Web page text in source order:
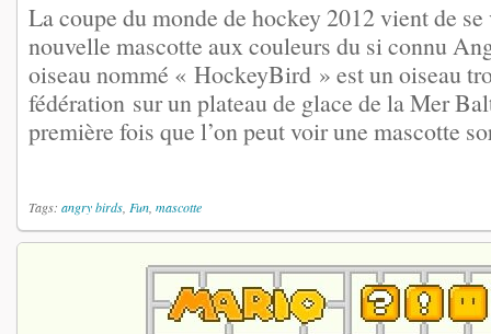
La coupe du monde de hockey 2012 vient de
nouvelle mascotte aux couleurs du si connu
oiseau nommé « HockeyBird » est un oiseau
fédération sur un plateau de glace de la Mer
première fois que l’on peut voir une mascotte
Tags: angry birds Fun mascotte